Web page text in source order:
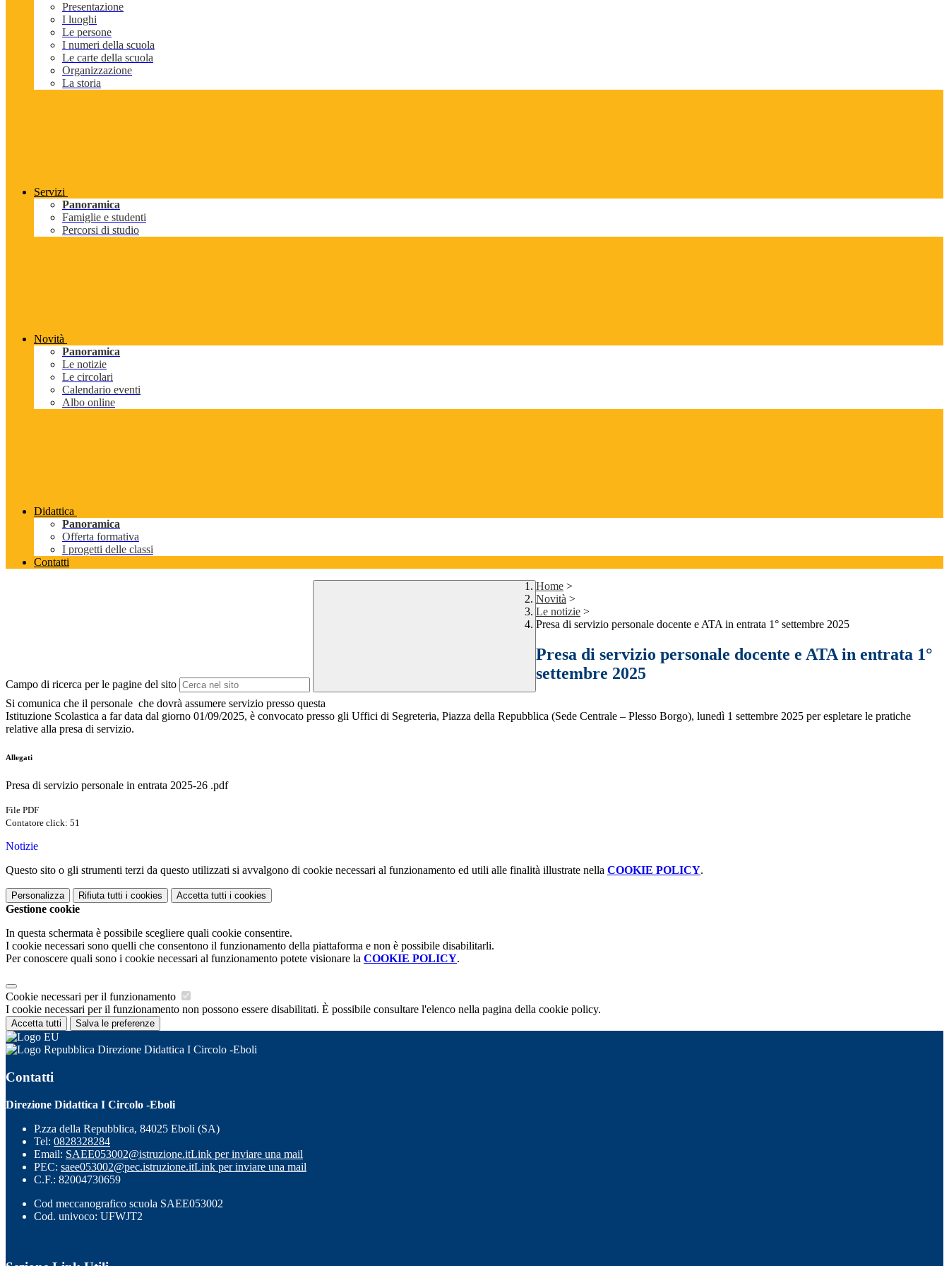
Presentazione
I luoghi
Le persone
I numeri della scuola
Le carte della scuola
Organizzazione
La storia
Servizi
Panoramica
Famiglie e studenti
Percorsi di studio
Novità
Panoramica
Le notizie
Le circolari
Calendario eventi
Albo online
Didattica
Panoramica
Offerta formativa
I progetti delle classi
Contatti
Campo di ricerca per le pagine del sito
Home >
Novità >
Le notizie >
Presa di servizio personale docente e ATA in entrata 1° settembre 2025
Presa di servizio personale docente e ATA in entrata 1°
settembre 2025
Si comunica che il personale che dovrà assumere servizio presso questa
Istituzione Scolastica a far data dal giorno 01/09/2025, è convocato presso gli Uffici di Segreteria, Piazza della Repubblica (Sede Centrale – Plesso Borgo), lunedì 1 settembre 2025 per espletare le pratiche
relative alla presa di servizio.
Allegati
Presa di servizio personale in entrata 2025-26 .pdf
File PDF
Contatore click: 51
Notizie
Questo sito o gli strumenti terzi da questo utilizzati si avvalgono di cookie necessari al funzionamento ed utili alle finalità illustrate nella COOKIE POLICY.
Personalizza Rifiuta tutti i cookies Accetta tutti i cookies
Gestione cookie
In questa schermata è possibile scegliere quali cookie consentire.
I cookie necessari sono quelli che consentono il funzionamento della piattaforma e non è possibile disabilitarli.
Per conoscere quali sono i cookie necessari al funzionamento potete visionare la COOKIE POLICY.
Cookie necessari per il funzionamento
I cookie necessari per il funzionamento non possono essere disabilitati. È possibile consultare l'elenco nella pagina della cookie policy.
Accetta tutti Salva le preferenze
Direzione Didattica I Circolo -Eboli
Contatti
Direzione Didattica I Circolo -Eboli
P.zza della Repubblica, 84025 Eboli (SA)
Tel: 0828328284
Email: SAEE053002@istruzione.itLink per inviare una mail
PEC: saee053002@pec.istruzione.itLink per inviare una mail
C.F.: 82004730659
Cod meccanografico scuola SAEE053002
Cod. univoco: UFWJT2